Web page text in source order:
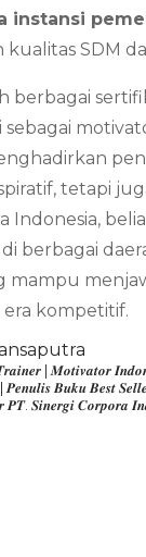
instansi
SDM
berbagai
tetapi
Indonesia,
berbagai
mampu
kompetitif.
| 𝑴𝒐𝒕𝒊𝒗𝒂𝒕𝒐𝒓
𝑩𝒖𝒌𝒖 𝑩𝒆𝒔𝒕
𝑷𝑻. 𝑺𝒊𝒏𝒆𝒓𝒈𝒊 𝑪𝒐𝒓𝒑𝒐𝒓𝒂